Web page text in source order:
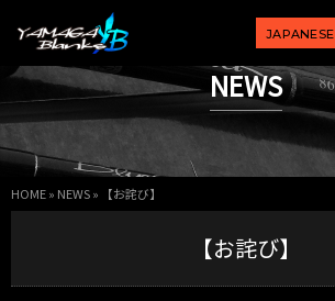
JAPANESE
NEWS
HOME» NEWS» 【お詫び】
【お詫び】